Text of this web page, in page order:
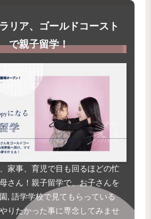
リア、ゴールドコースト
で親子留学！
家事、育児で目も回るほどの忙
さん！親子留学で、お子さんを
, 語学学校で見てもらっている
りたかった事に専念してみませ